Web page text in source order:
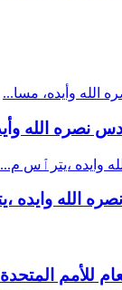
الله وأيده، مسا...
نصره الله
وايده ،يترٱس م...
الله وايده
للأمم